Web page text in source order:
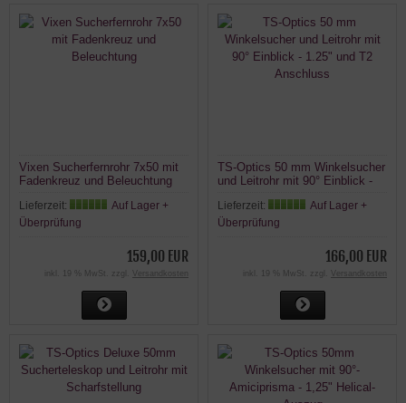
Vixen Sucherfernrohr 7x50 mit
Fadenkreuz und Beleuchtung
Lieferzeit:
Auf Lager +
Überprüfung
159,00 EUR
inkl. 19 % MwSt. zzgl. Versandkosten
TS-Optics 50 mm Winkelsucher
und Leitrohr mit 90° Einblick -
Lieferzeit:
Auf Lager +
Überprüfung
166,00 EUR
inkl. 19 % MwSt. zzgl. Versandkosten